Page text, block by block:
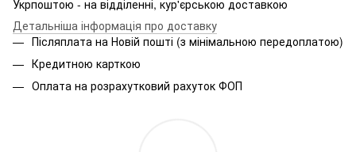
Укрпоштою - на відділенні, кур'єрською доставкою
Детальніша інформація про доставку
Післяплата на Новій пошті (з мінімальною передоплатою)
Кредитною карткою
Оплата на розрахутковий рахуток ФОП